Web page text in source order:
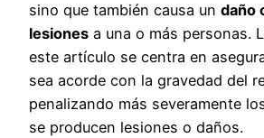
sino que también causa un daño
lesiones a una o más personas.
este artículo se centra en
sea acorde con la gravedad del
penalizando más severamente
se producen lesiones o daños.